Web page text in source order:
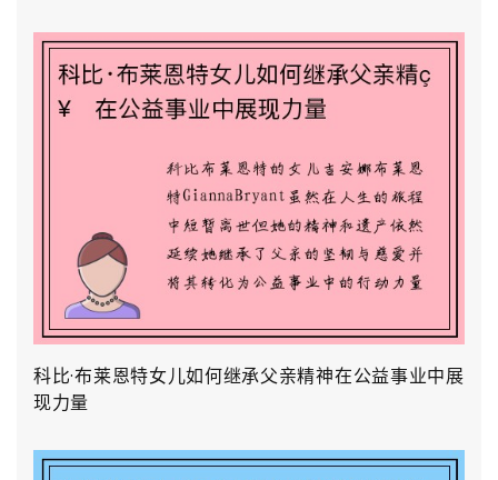
科比·布莱恩特女儿如何继承父亲精神在公益事业中展
现力量